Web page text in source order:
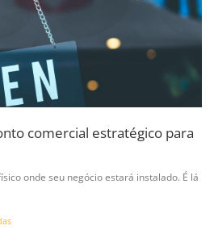
comercial estratégico para
onde seu negócio estará instalado. É lá